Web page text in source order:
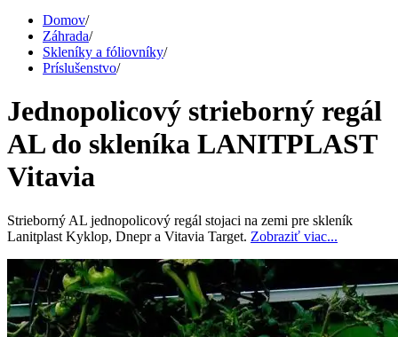
Domov/
Záhrada/
Skleníky a fóliovníky/
Príslušenstvo/
Jednopolicový strieborný regál
AL do skleníka LANITPLAST
Vitavia
Strieborný AL jednopolicový regál stojaci na zemi pre skleník
Lanitplast Kyklop, Dnepr a Vitavia Target. Zobraziť viac...